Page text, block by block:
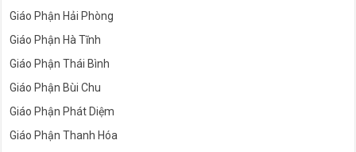
Giáo Phận Hải Phòng
Giáo Phận Hà Tĩnh
Giáo Phận Thái Bình
Giáo Phận Bùi Chu
Giáo Phận Phát Diệm
Giáo Phận Thanh Hóa